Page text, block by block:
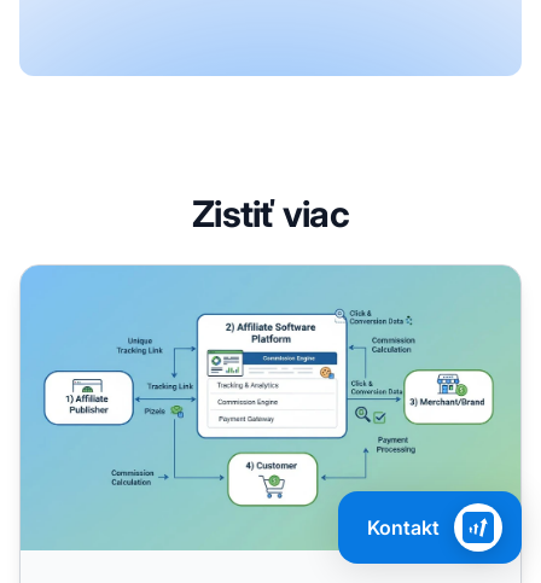
Zistiť viac
Ako funguje affiliate softvér?
Kontakt